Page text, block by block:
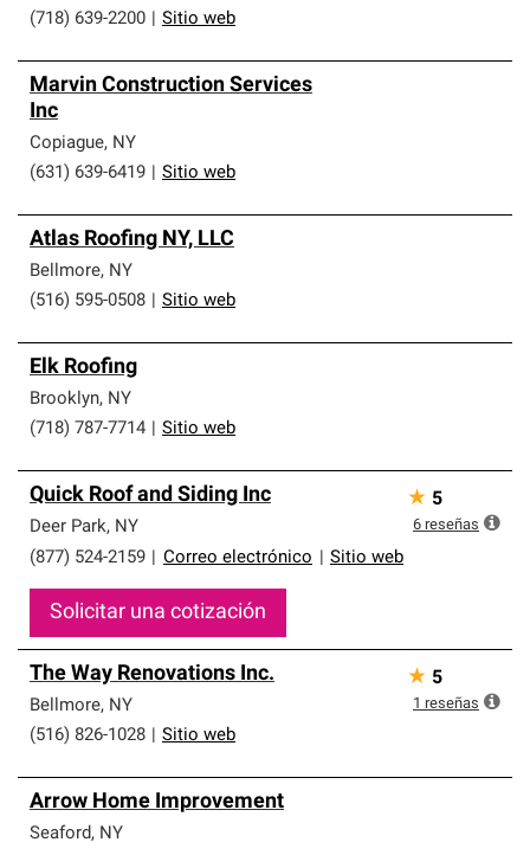
(718) 639-2200
Sitio web
Marvin Construction Services
Inc
Copiague, NY
(631) 639-6419
Sitio web
Atlas Roofing NY, LLC
Bellmore, NY
(516) 595-0508
Sitio web
Elk Roofing
Brooklyn, NY
(718) 787-7714
Sitio web
Quick Roof and Siding Inc
Deer Park, NY
(877) 524-2159
Correo electrónico Sitio web
Solicitar una cotización
★ 5
6 reseñas
The Way Renovations Inc.
Bellmore, NY
(516) 826-1028
Sitio web
★ 5
1 reseñas
Arrow Home Improvement
Seaford, NY